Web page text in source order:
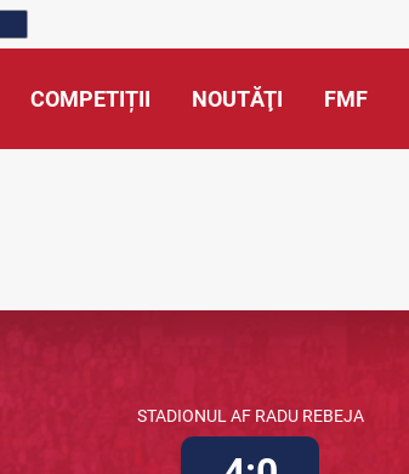
COMPETIȚII NOUTĂŢI FMF
STADIONUL AF RADU REBEJA